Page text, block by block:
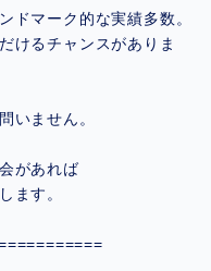
マーク的な実績多数。
けるチャンスがありま
いません。
があれば
ます。